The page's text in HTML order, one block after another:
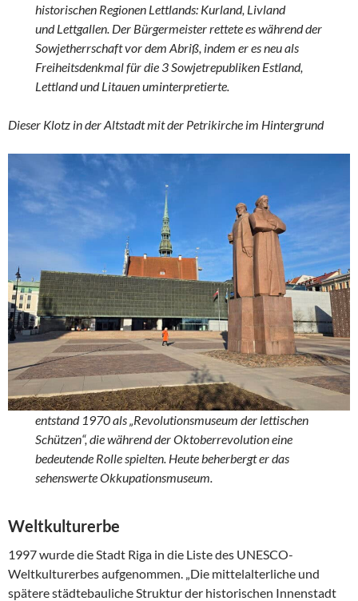
historischen Regionen Lettlands: Kurland, Livland
und Lettgallen. Der Bürgermeister rettete es während der
Sowjetherrschaft vor dem Abriß, indem er es neu als
Freiheitsdenkmal für die 3 Sowjetrepubliken Estland,
Lettland und Litauen uminterpretierte.
Dieser Klotz in der Altstadt mit der Petrikirche im Hintergrund
entstand 1970 als „Revolutionsmuseum der lettischen
Schützen“, die während der Oktoberrevolution eine
bedeutende Rolle spielten. Heute beherbergt er das
sehenswerte Okkupationsmuseum.
Weltkulturerbe
1997 wurde die Stadt Riga in die Liste des UNESCO-
Weltkulturerbes aufgenommen. „Die mittelalterliche und
spätere städtebauliche Struktur der historischen Innenstadt